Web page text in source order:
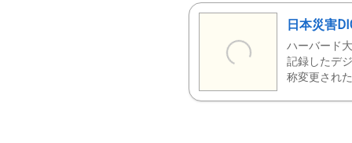
日本災害
ハーバード
記録したデ
称変更された